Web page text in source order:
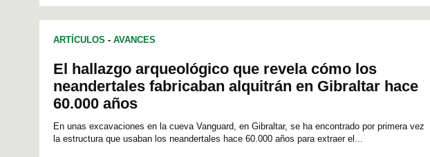
d
s
ARTÍCULOS - AVANCES
El hallazgo arqueológico que revela cómo los
neandertales fabricaban alquitrán en Gibraltar hace
60.000 años
En unas excavaciones en la cueva Vanguard, en Gibraltar, se ha encontrado por primera vez
la estructura que usaban los neandertales hace 60.000 años para extraer el...